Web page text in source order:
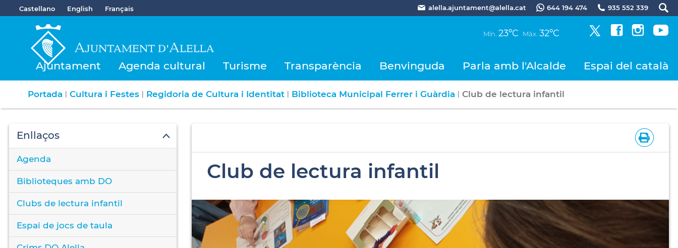
Castellano English Français alella.ajuntament@alella.cat 644 194 474 935 552 339
Mín. 23ºC Màx. 32ºC
Ajuntament Agenda cultural Turisme Transparència Benvinguda Parla amb l'Alcalde Espai del català
Portada | Cultura i Festes | Regidoria de Cultura i Identitat | Biblioteca Municipal Ferrer i Guàrdia | Club de lectura infantil
Enllaços
Agenda
Biblioteques amb DO
Clubs de lectura infantil
Espai de jocs de taula
Club de lectura infantil